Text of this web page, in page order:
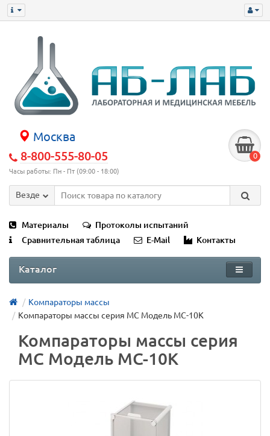
Москва
8-800-555-80-05
Часы работы: Пн - Пт (09:00 - 18:00)
0
Везде
Материалы
Протоколы испытаний
Сравнительная таблица
E-Mail Контакты
Каталог
Компараторы массы
Компараторы массы серия MC Модель MC-10K
Компараторы массы серия
MC Модель MC-10K